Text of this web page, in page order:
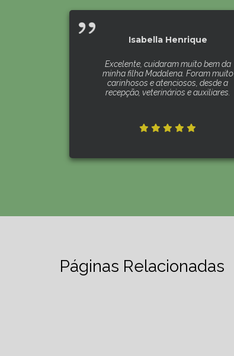
Isabella Henrique
Excelente, cuidaram muito bem da
minha filha Madalena. Foram muito
carinhosos e atenciosos, desde a
recepção, veterinários e auxiliares.
Páginas Relacionadas